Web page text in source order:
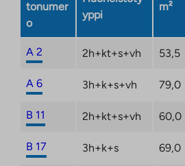
tonumer
o
yppi
m²
A 2 2h+kt+s+vh 53,5
A 6 3h+k+s+vh 79,0
B 11 2h+kt+s+vh 60,0
B 17 3h+k+s 69,0